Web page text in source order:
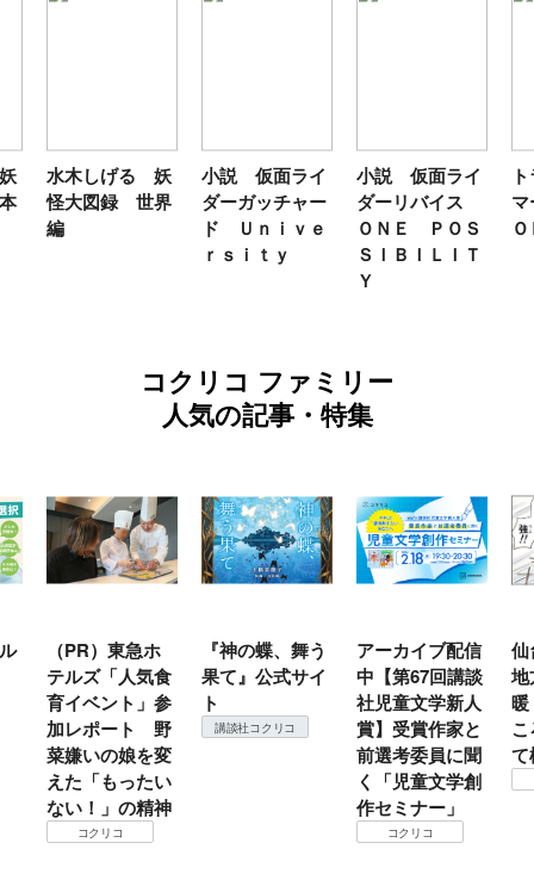
木しげる 妖
大図録 世界
小説 仮面ライ
ダーガッチャー
ド Ｕｎｉｖｅ
ｒｓｉｔｙ
小説 仮面ライ
ダーリバイス
ＯＮＥ ＰＯＳ
ＳＩＢＩＬＩＴ
トラン
マーＦ
ＯＫ２
コクリコ ファミリー
人気の記事・特集
PR）東急ホ
ルズ「人気食
イベント」参
レポート 野
嫌いの娘を変
た「もったい
い！」の精神
『神の蝶、舞う
果て』公式サイ
ト
講談社コクリコ
アーカイブ配信
中【第67回講談
社児童文学新人
賞】受賞作家と
前選考委員に聞
く「児童文学創
作セミナー」
仙台の
地方では
暖？ 本
ころは
て検証